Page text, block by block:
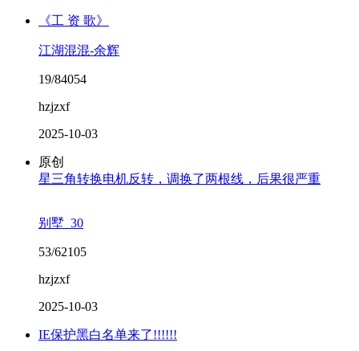
《工 资 歌》
江湖混混-余辉
19/84054
hzjzxf
2025-10-03
原创
星三角转换电机反转，调换了两根线，后果很严重
别墅_30
53/62105
hzjzxf
2025-10-03
IE保护黑白名单来了!!!!!!